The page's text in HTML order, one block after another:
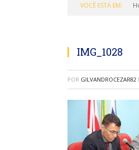
VOCÊ ESTÁ EM:
IMG_1028
POR GILVANDROCEZAR82